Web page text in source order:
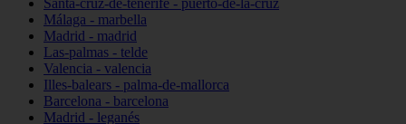
Santa-cruz-de-tenerife - puerto-de-la-cruz
Málaga - marbella
Madrid - madrid
Las-palmas - telde
Valencia - valencia
Illes-balears - palma-de-mallorca
Barcelona - barcelona
Madrid - leganés